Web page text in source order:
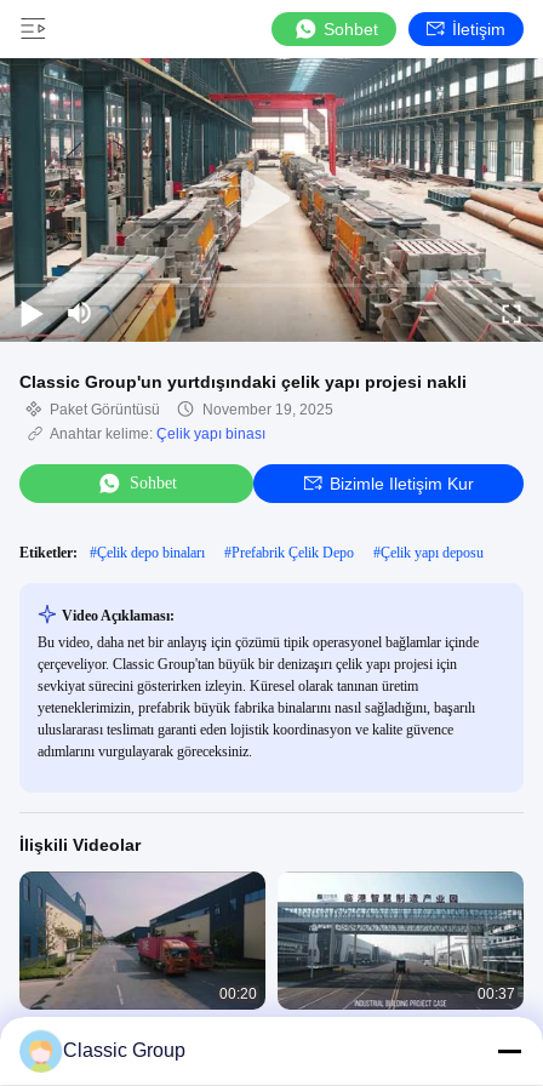
Sohbet İletişim
Classic Group'un yurtdışındaki çelik yapı projesi nakli
Paket Görüntüsü
November 19, 2025
Anahtar kelime: Çelik yapı binası
Sohbet Bizimle Iletişim Kur
Etiketler: #Çelik depo binaları #Prefabrik Çelik Depo #Çelik yapı deposu
Video Açıklaması:
Bu video, daha net bir anlayış için çözümü tipik operasyonel bağlamlar içinde
çerçeveliyor. Classic Group'tan büyük bir denizaşırı çelik yapı projesi için
sevkiyat sürecini gösterirken izleyin. Küresel olarak tanınan üretim
yeteneklerimizin, prefabrik büyük fabrika binalarını nasıl sağladığını, başarılı
uluslararası teslimatı garanti eden lojistik koordinasyon ve kalite güvence
adımlarını vurgulayarak göreceksiniz.
İlişkili Videolar
00:20
Çelik yapısı, paketlenmiş ve
gönderilmiş yurtdışındaki projeler
Paket Görüntüsü
00:37
Classic Group